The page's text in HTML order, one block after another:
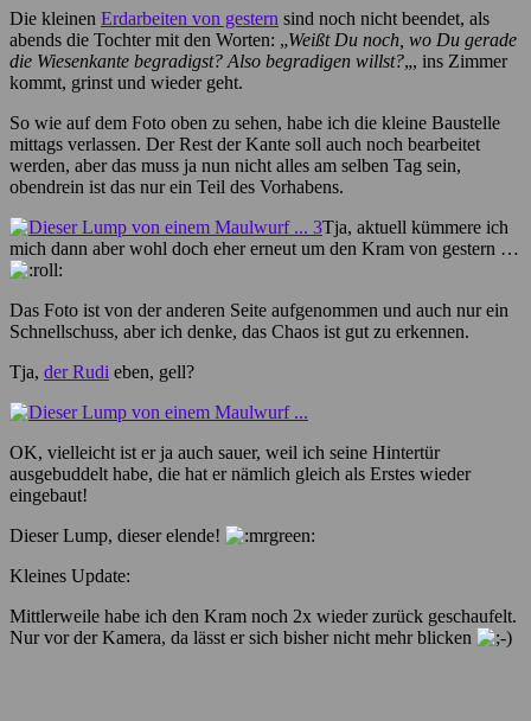
Die kleinen Erdarbeiten von gestern sind noch nicht beendet, als
abends die Tochter mit den Worten: „Weißt Du noch, wo Du gerade
die Wiesenkante begradigst? Also begradigen willst?„, ins Zimmer
kommt, grinst und wieder geht.
So wie auf dem Foto oben zu sehen, habe ich die kleine Baustelle
mittags verlassen. Der Rest der Kante soll auch noch bearbeitet
werden, aber das muss ja nun nicht alles am selben Tag sein,
obendrein ist das nur ein Teil des Vorhabens.
Tja, aktuell kümmere ich
mich dann aber wohl doch eher erneut um den Kram von gestern …
Das Foto ist von der anderen Seite aufgenommen und auch nur ein
Schnellschuss, aber ich denke, das Chaos ist gut zu erkennen.
Tja, der Rudi eben, gell?
OK, vielleicht ist er ja auch sauer, weil ich seine Hintertür
ausgebuddelt habe, die hat er nämlich gleich als Erstes wieder
eingebaut!
Dieser Lump, dieser elende!
Kleines Update:
Mittlerweile habe ich den Kram noch 2x wieder zurück geschaufelt.
Nur vor der Kamera, da lässt er sich bisher nicht mehr blicken